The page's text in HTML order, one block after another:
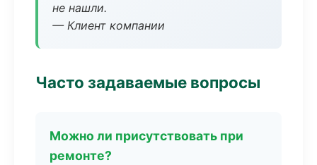
не нашли.
— Клиент компании
Часто задаваемые вопросы
Можно ли присутствовать при
ремонте?